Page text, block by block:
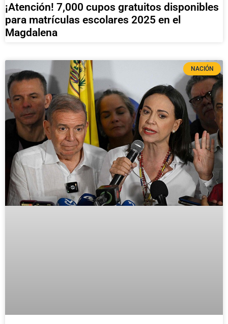
¡Atención! 7,000 cupos gratuitos disponibles
para matrículas escolares 2025 en el
Magdalena
NACIÓN